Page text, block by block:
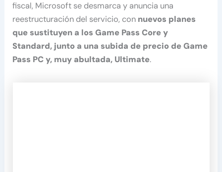
fiscal, Microsoft se desmarca y anuncia una
reestructuración del servicio, con nuevos planes
que sustituyen a los Game Pass Core y
Standard, junto a una subida de precio de Game
Pass PC y, muy abultada, Ultimate.